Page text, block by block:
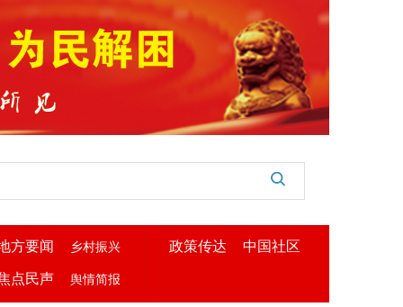
方要闻 乡村振兴
点民声 舆情简报
政策传达 中国社区